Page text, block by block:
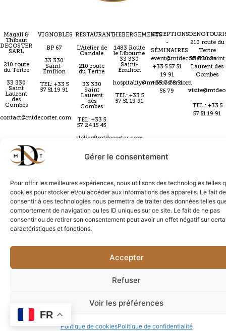
Gérer le consentement
Pour offrir les meilleures expériences, nous utilisons des technologies telles
cookies pour stocker et/ou accéder aux informations des appareils. Le fait de
consentir à ces technologies nous permettra de traiter des données telles
comportement de navigation ou les ID uniques sur ce site. Le fait de ne pas
consentir ou de retirer son consentement peut avoir un effet négatif sur
caractéristiques et fonctions.
Accepter
Refuser
Voir les préférences
Politique de cookiesPolitique de confidentialité
Magali &
Thibaut
DECOSTER
SARL
210 route
du Tertre
33 330
Saint
Laurent
des
Combes
contact@mtdecoster.com
VIGNOBLES
BP 67
33 330
Saint-
Émilion
TEL: +33 5
57 51 19 91
RESTAURANT
L'Atelier de
Candale
210 route
du Tertre
33 330
Saint
Laurent
des
Combes
TEL: +33 5
57 24 15 45
atelier@mtdecoster.com
HEBERGEMENTS
1483 Route
le Libourne
33 330
Saint-
Émilion
hospitality@mtdecoster.com
TEL: +33 5
57 51 19 91
RECEPTIONS
-
SÉMINAIRES
event@mtdecoster.com
+33 5 57 51
19 91
+33 7 78 51
56 79
210 route du
Tertre
33 330 Saint
Laurent des
Combes
TEL : +33 5
57 51 19 91
CGVPolitique de confidentialitéConditions & livraison
Mentions légalesPolitique de cookiesContactCréation parMailex
FR